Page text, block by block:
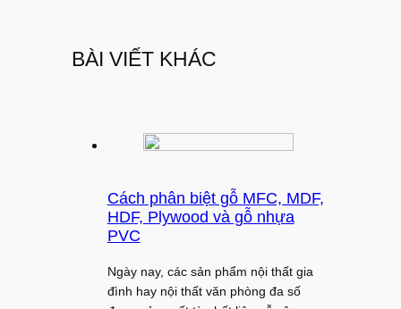
BÀI VIẾT KHÁC
Cách phân biệt gỗ MFC, MDF,
HDF, Plywood và gỗ nhựa
PVC
Ngày nay, các sản phẩm nội thất gia
đình hay nội thất văn phòng đa số